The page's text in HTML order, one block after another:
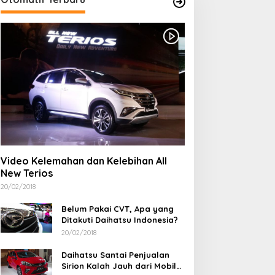
Pengawas dan Kepala Sekolah:
Integritas dan Pelayanan
Asal Arab Saudi
Dunia di Bima,
Tolak Autopsi
Cegah Anemia dan Stunting
pada Remaja, Dinkes
Kabupaten Bima Gelar Aksi
Video Kelemahan dan Kelebihan All
New Terios
20/02/2018
Belum Pakai CVT, Apa yang
Ditakuti Daihatsu Indonesia?
20/02/2018
Daihatsu Santai Penjualan
Sirion Kalah Jauh dari Mobil